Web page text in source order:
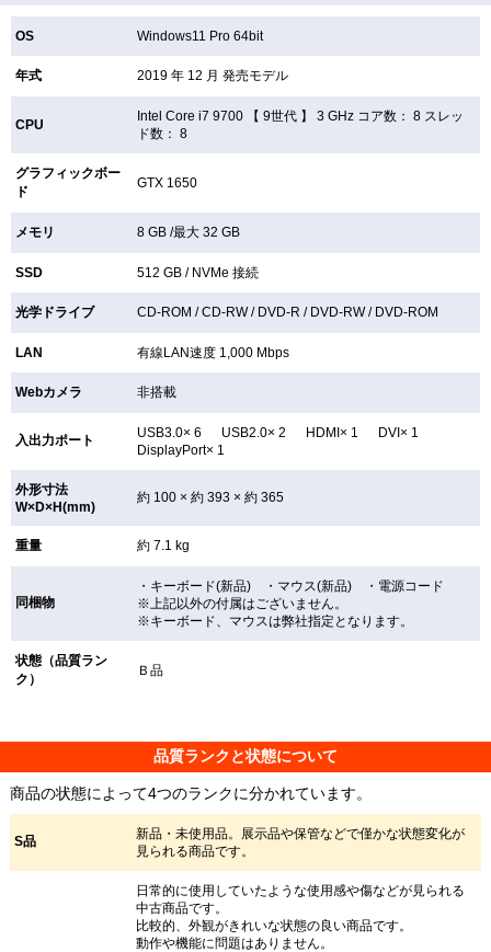
OS Windows11 Pro 64bit
年式 2019 年 12 月 発売モデル
CPU
Intel Core i7 9700 【9世代 】 3 GHz コア数： 8 スレッ
ド数： 8
グラフィックボー
ド
GTX 1650
メモリ 8 GB /最大 32 GB
SSD 512 GB / NVMe 接続
光学ドライブ CD-ROM /CD-RW / DVD-R / DVD-RW / DVD-ROM
LAN 有線LAN速度 1,000 Mbps
Webカメラ 非搭載
入出力ポート
USB3.0× 6 USB2.0× 2 HDMI× 1 DVI× 1
DisplayPort× 1
外形寸法
W×D×H(mm)
約 100 × 約 393 × 約 365
重量 約 7.1 kg
同梱物
・キーボード(新品) ・マウス(新品) ・電源コード
※上記以外の付属はございません。
※キーボード、マウスは弊社指定となります。
状態（品質ラン
ク）
Ｂ品
品質ランクと状態について
商品の状態によって4つのランクに分かれています。
S品
新品・未使用品。展示品や保管などで僅かな状態変化が
見られる商品です。
日常的に使用していたような使用感や傷などが見られる
中古商品です。
比較的、外観がきれいな状態の良い商品です。
動作や機能に問題はありません。